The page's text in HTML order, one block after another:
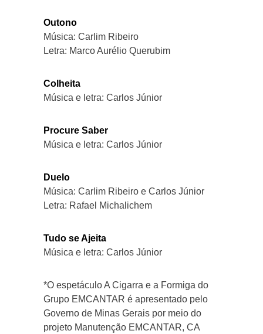
Outono
Música: Carlim Ribeiro
Letra: Marco Aurélio Querubim
Colheita
Música e letra: Carlos Júnior
Procure Saber
Música e letra: Carlos Júnior
Duelo
Música: Carlim Ribeiro e Carlos Júnior
Letra: Rafael Michalichem
Tudo se Ajeita
Música e letra: Carlos Júnior
*O espetáculo A Cigarra e a Formiga do
Grupo EMCANTAR é apresentado pelo
Governo de Minas Gerais por meio do
projeto Manutenção EMCANTAR, CA